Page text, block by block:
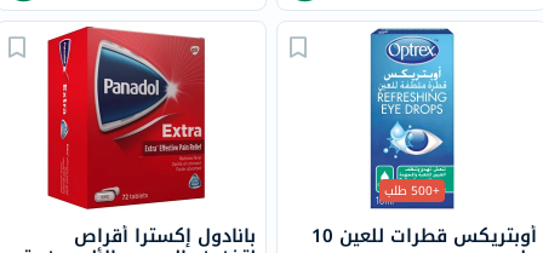
+500 طلب
أوبتريكس قطرات للعين 10 بانادول إكسترا أقراص